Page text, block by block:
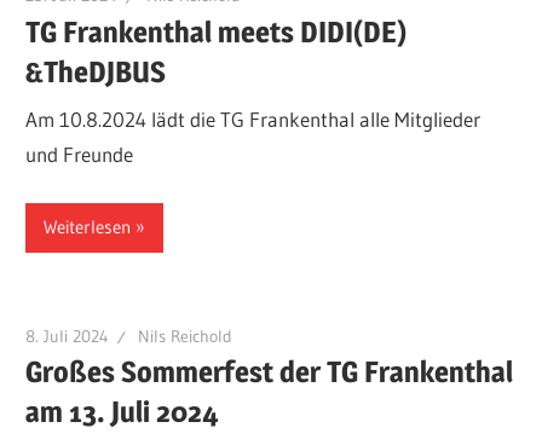
TG Frankenthal meets DIDI(DE)
&TheDJBUS
Am 10.8.2024 lädt die TG Frankenthal alle Mitglieder
und Freunde
Weiterlesen
8. Juli 2024 Nils Reichold
Großes Sommerfest der TG Frankenthal
am 13. Juli 2024